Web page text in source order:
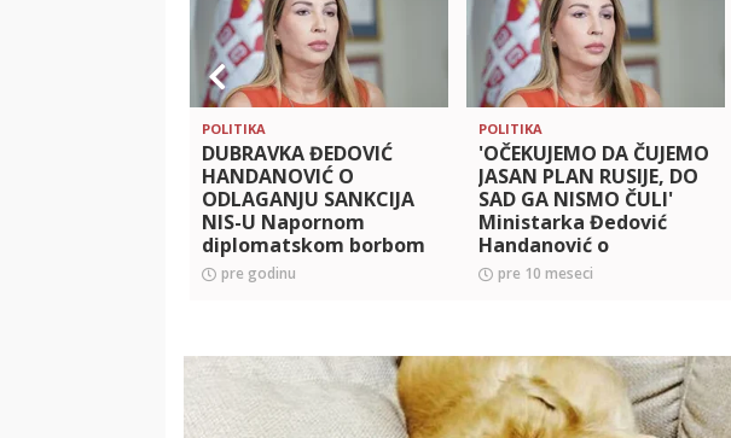
POLITIKA
DUBRAVKA ĐEDOVIĆ
HANDANOVIĆ O
ODLAGANJU SANKCIJA
NIS-U Napornom
diplomatskom borbom
sankcije su odložene po
četvrti put! Građani
pre godinu
POLITIKA
'OČEKUJEMO DA ČUJEMO
JASAN PLAN RUSIJE, DO
SAD GA NISMO ČULI'
Ministarka Đedović
Handanović o
sankcijama NIS-u
pre 10 meseci